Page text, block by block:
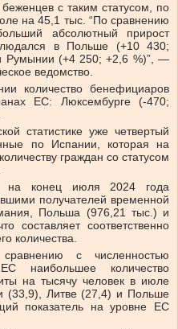
с таким статусом, по
на 45,1 тыс. “По сравнению
абсолютный прирост
в Польше (+10 430;
Румынии (+4 250; +2,6 %)”, —
ведомство.
количество бенефициаров
ЕС: Люксембурге (-470;
статистике уже четвертый
по Испании, которая на
граждан со статусом
на конец июля 2024 года
получателей временной
Польша (976,21 тыс.) и
составляет соответственно
количества.
с численностью
наибольшее количество
на тысячу человек в июле
(33,9), Литве (27,4) и Польше
показатель на уровне ЕС